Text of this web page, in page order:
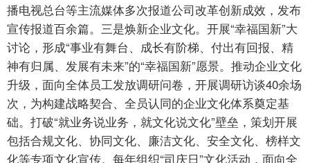
播电视总台等主流媒体多次报道公司改革创新成效，发布
宣传报道百余篇。三是焕新企业文化。开展“幸福国新”大
讨论，形成“事业有舞台、成长有阶梯、付出有回报、精
神有归属、发展有未来”的“幸福国新”愿景。推动企业文化
升级，面向全体员工发放调研问卷，开展调研访谈40余场
次，为构建战略契合、全员认同的企业文化体系奠定基
础。打破“就业务说业务，就文化说文化”壁垒，策划开展
包括合规文化、协同文化、廉洁文化、安全文化、榜样文
化等专项文化宣传。每年组织“司庆日”文化活动，面向全